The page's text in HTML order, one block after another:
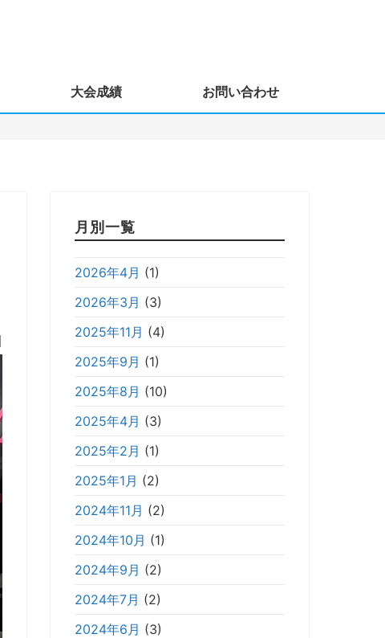
大会成績 お問い合わせ
月別一覧
2026年4月 (1)
2026年3月 (3)
2025年11月 (4)
2025年9月 (1)
2025年8月 (10)
2025年4月 (3)
2025年2月 (1)
2025年1月 (2)
2024年11月 (2)
2024年10月 (1)
2024年9月 (2)
2024年7月 (2)
2024年6月 (3)